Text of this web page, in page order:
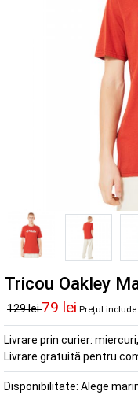
Tricou Oakley
129 lei79 lei Prețul include
Livrare prin curier:
Livrare gratuită pentru
Disponibilitate: Alege